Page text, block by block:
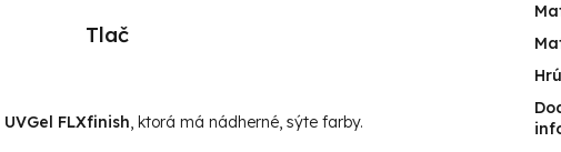
Tlač
UVGel FLXfinish, ktorá má nádherné, sýte farby.